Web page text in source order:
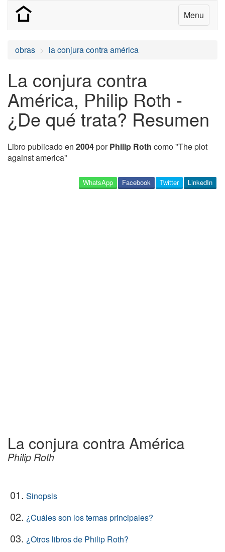
Menu
obras la conjura contra américa
La conjura contra
América, Philip Roth -
¿De qué trata? Resumen
Libro publicado en 2004porPhilip Roth como "The plot
against america"
LinkedIn
Twitter
Facebook
WhatsApp
La conjura contra América
Philip Roth
01. Sinopsis
02. ¿Cuáles son los temas principales?
03. ¿Otros libros de Philip Roth?